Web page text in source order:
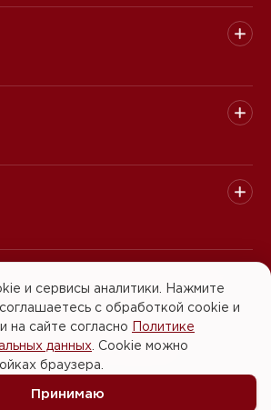
"БАСТЭН". Все права защищены.
персональных данных
персональных данных
и сервисы аналитики. Нажмите
с обработкой cookie и
на сайте согласно Политике
данных . Cookie можно
браузера.
Принимаю